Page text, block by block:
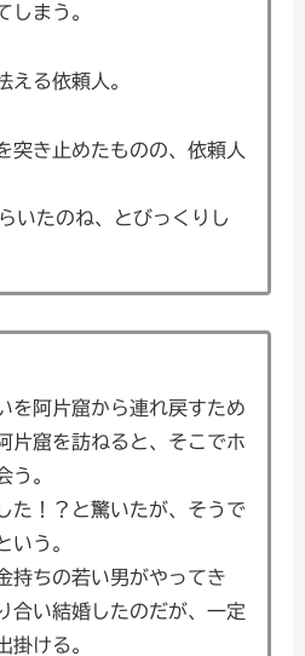
しまう。
える依頼人。
突き止めたものの、依頼人
いたのね、とびっくりし
を阿片窟から連れ戻すため
片窟を訪ねると、そこでホ
う。
た！？と驚いたが、そうで
いう。
持ちの若い男がやってき
合い結婚したのだが、一定
掛ける。